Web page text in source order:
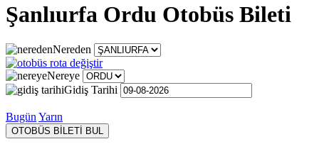
Şanlıurfa Ordu Otobüs Bileti
Nereden
Nereye
Gidiş Tarihi
Bugün Yarın
OTOBÜS BİLETİ BUL